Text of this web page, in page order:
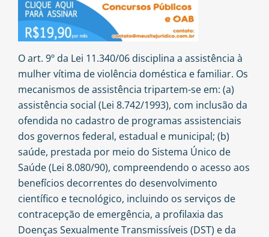
O art. 9º da Lei 11.340/06 disciplina a assistência à
mulher vítima de violência doméstica e familiar. Os
mecanismos de assistência tripartem-se em: (a)
assistência social (Lei 8.742/1993), com inclusão da
ofendida no cadastro de programas assistenciais
dos governos federal, estadual e municipal; (b)
saúde, prestada por meio do Sistema Único de
Saúde (Lei 8.080/90), compreendendo o acesso aos
benefícios decorrentes do desenvolvimento
científico e tecnológico, incluindo os serviços de
contracepção de emergência, a profilaxia das
Doenças Sexualmente Transmissíveis (DST) e da